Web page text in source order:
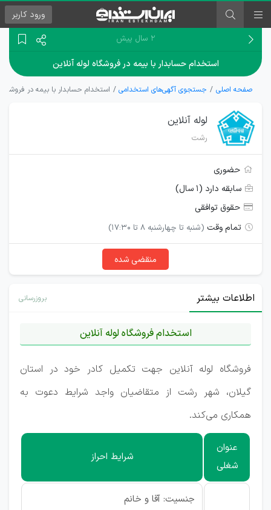
ورود کاربر
۲ سال پیش
استخدام حسابدار با بیمه در فروشگاه لوله آنلاین
صفحه اصلی جستجوی آگهی‌های استخدامی استخدام حسابدار با بیمه در فروشگاه
لوله آنلاین
رشت
حضوری
سابقه دارد (۱ سال)
حقوق توافقی
تمام وقت (شنبه تا چهارشنبه ۸ تا ۱۷:۳۰)
منقضی شده
اطلاعات بیشتر بروزرسانی
استخدام فروشگاه لوله آنلاین
فروشگاه لوله آنلاین جهت تکمیل کادر خود در استان
گیلان، شهر رشت از متقاضیان واجد شرایط دعوت به
همکاری می‌کند.
عنوان
شغلی
شرایط احراز
جنسیت: آقا و خانم